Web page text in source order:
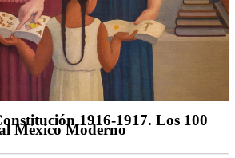
1916-1917. Los 100
México Moderno